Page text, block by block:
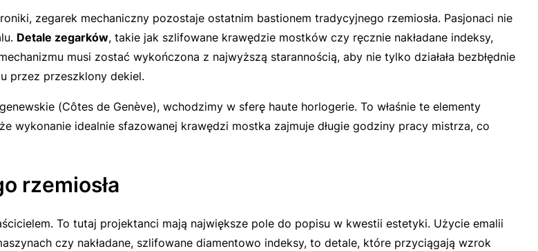
zegarek mechaniczny pozostaje ostatnim bastionem tradycyjnego rzemiosła. Pasjonaci nie
Detale zegarków, takie jak szlifowane krawędzie mostków czy ręcznie nakładane indeksy,
musi zostać wykończona z najwyższą starannością, aby nie tylko działała bezbłędnie
przez przeszklony dekiel.
(Côtes de Genève), wchodzimy w sferę haute horlogerie. To właśnie te elementy
wykonanie idealnie sfazowanej krawędzi mostka zajmuje długie godziny pracy mistrza, co
rzemiosła
To tutaj projektanci mają największe pole do popisu w kwestii estetyki. Użycie emalii
czy nakładane, szlifowane diamentowo indeksy, to detale, które przyciągają wzrok